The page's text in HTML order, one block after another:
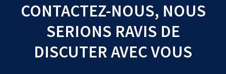
CONTACTEZ-NOUS, NOUS
SERIONS RAVIS DE
DISCUTER AVEC VOUS